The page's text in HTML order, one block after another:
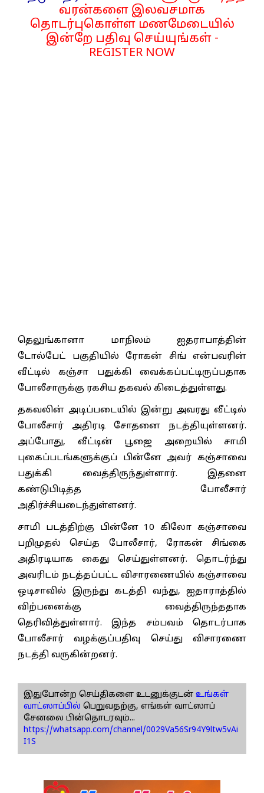
வரன்களை இலவசமாக
தொடர்புகொள்ள மணமேடையில்
இன்றே பதிவு செய்யுங்கள் -
REGISTER NOW
தெலுங்கானா மாநிலம் ஐதராபாத்தின்
டோல்பேட் பகுதியில் ரோகன் சிங் என்பவரின்
வீட்டில் கஞ்சா பதுக்கி வைக்கப்பட்டிருப்பதாக
போலீசாருக்கு ரகசிய தகவல் கிடைத்துள்ளது.
தகவலின் அடிப்படையில் இன்று அவரது வீட்டில்
போலீசார் அதிரடி சோதனை நடத்தியுள்ளனர்.
அப்போது, வீட்டின் பூஜை அறையில் சாமி
புகைப்படங்களுக்குப் பின்னே அவர் கஞ்சாவை
பதுக்கி வைத்திருந்துள்ளார். இதனை
கண்டுபிடித்த போலீசார்
அதிர்ச்சியடைந்துள்ளனர்.
சாமி படத்திற்கு பின்னே 10 கிலோ கஞ்சாவை
பறிமுதல் செய்த போலீசார், ரோகன் சிங்கை
அதிரடியாக கைது செய்துள்ளனர். தொடர்ந்து
அவரிடம் நடத்தப்பட்ட விசாரணையில் கஞ்சாவை
ஒடிசாவில் இருந்து கடத்தி வந்து, ஐதாராத்தில்
விற்பனைக்கு வைத்திருந்ததாக
தெரிவித்துள்ளார். இந்த சம்பவம் தொடர்பாக
போலீசார் வழக்குப்பதிவு செய்து விசாரணை
நடத்தி வருகின்றனர்.
இதுபோன்ற செய்திகளை உடனுக்குடன் உங்கள்
வாட்ஸாப்பில் பெறுவதற்கு, எங்கள் வாட்ஸாப்
சேனலை பின்தொடரவும்...
https://whatsapp.com/channel/0029Va56Sr94Y9ltw5vAi
I1S